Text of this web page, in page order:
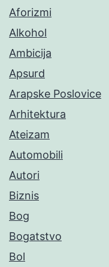
Aforizmi
Alkohol
Ambicija
Apsurd
Arapske Poslovice
Arhitektura
Ateizam
Automobili
Autori
Biznis
Bog
Bogatstvo
Bol